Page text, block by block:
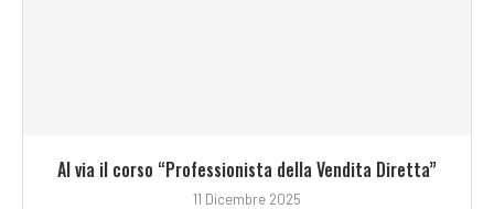
Al via il corso “Professionista della Vendita Diretta”
11 Dicembre 2025